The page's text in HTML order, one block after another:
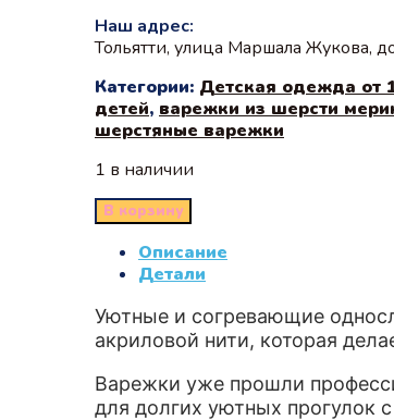
Наш адрес:
Тольятти, улица Маршала Жукова,
Категории: Детская одежда от
детей, варежки из шерсти
шерстяные варежки
1 в наличии
В корзину
Описание
Детали
Уютные и согревающие
акриловой нити, которая
Варежки уже прошли
для долгих уютных прогулок